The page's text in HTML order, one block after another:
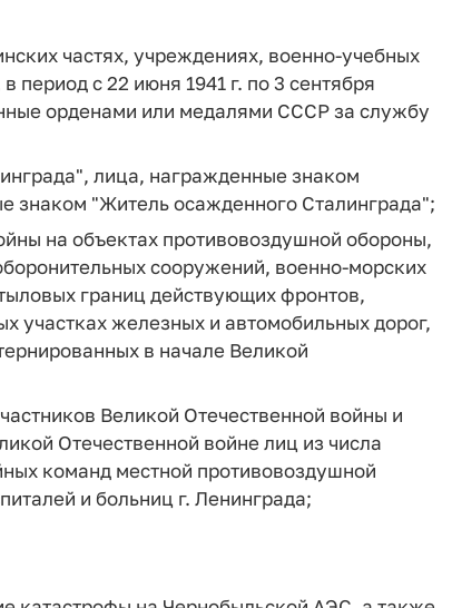
частях, учреждениях, военно-учебных
с 22 июня 1941 г. по 3 сентября
орденами или медалями СССР за службу
лица, награжденные знаком
знаком "Житель осажденного Сталинграда";
на объектах противовоздушной обороны,
сооружений, военно-морских
границ действующих фронтов,
участках железных и автомобильных дорог,
в начале Великой
Великой Отечественной войны и
Отечественной войне лиц из числа
команд местной противовоздушной
и больниц г. Ленинграда;